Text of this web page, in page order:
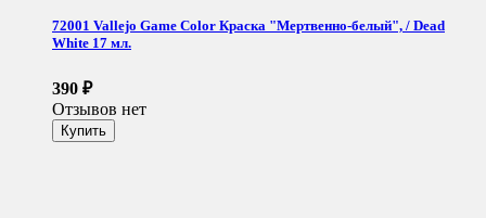
72001 Vallejo Game Color Краска "Мертвенно-белый", / Dead
White 17 мл.
390 ₽
Отзывов нет